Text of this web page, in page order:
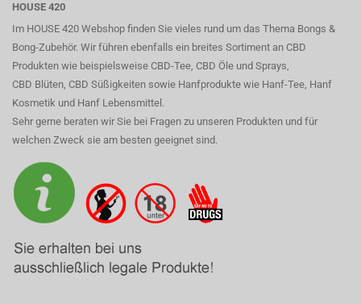
HOUSE 420
Im HOUSE 420 Webshop finden Sie vieles rund um das Thema Bongs &
Bong-Zubehör. Wir führen ebenfalls ein breites Sortiment an CBD
Produkten wie beispielsweise CBD-Tee, CBD Öle und Sprays,
CBD Blüten, CBD Süßigkeiten sowie Hanfprodukte wie Hanf-Tee, Hanf
Kosmetik und Hanf Lebensmittel.
Sehr gerne beraten wir Sie bei Fragen zu unseren Produkten und für
welchen Zweck sie am besten geeignet sind.